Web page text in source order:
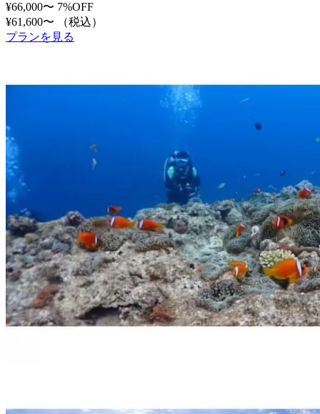
¥66,000〜 7%OFF
¥61,600〜
（税込）
プランを見る